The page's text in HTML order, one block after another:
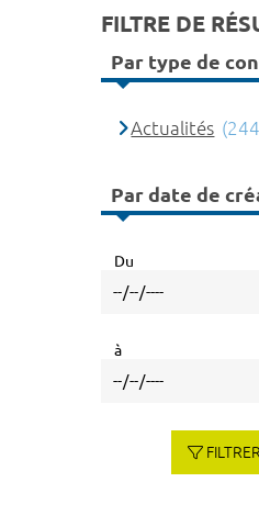
FILTRE DE
Par type de
Actualités
Par date de
Du
à